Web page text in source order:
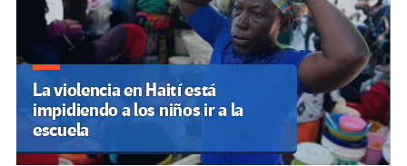
La violencia en Haití está
impidiendo a los niños ir a la
escuela